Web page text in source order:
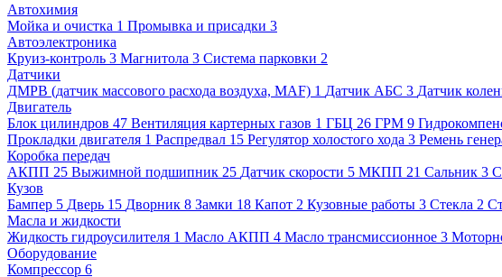
Автохимия
Мойка и очистка 1 Промывка и присадки 3
Автоэлектроника
Круиз-контроль 3 Магнитола 3 Система парковки 2
Датчики
ДМРВ (датчик массового расхода воздуха, MAF) 1 Датчик АБС 3 Датчик
Двигатель
Блок цилиндров 47 Вентиляция картерных газов 1 ГБЦ 26 ГРМ 9
Прокладки двигателя 1 Распредвал 15 Регулятор холостого хода 3 Ремень
Коробка передач
АКПП 25 Выжимной подшипник 25 Датчик скорости 5 МКПП 21 Сальник 3
Кузов
Бампер 5 Дверь 15 Дворник 8 Замки 18 Капот 2 Кузовные работы 3 Стекла 2
Масла и жидкости
Жидкость гидроусилителя 1 Масло АКПП 4 Масло трансмиссионное 3
Оборудование
Компрессор 6